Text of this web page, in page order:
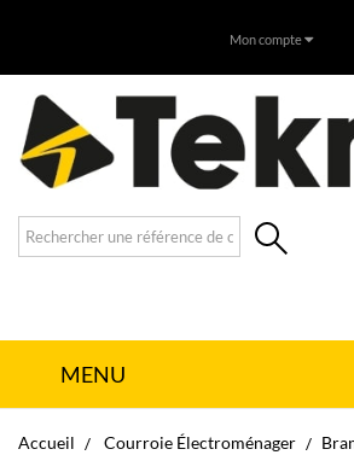
Mon compte
MENU
Accueil Courroie Électroménager